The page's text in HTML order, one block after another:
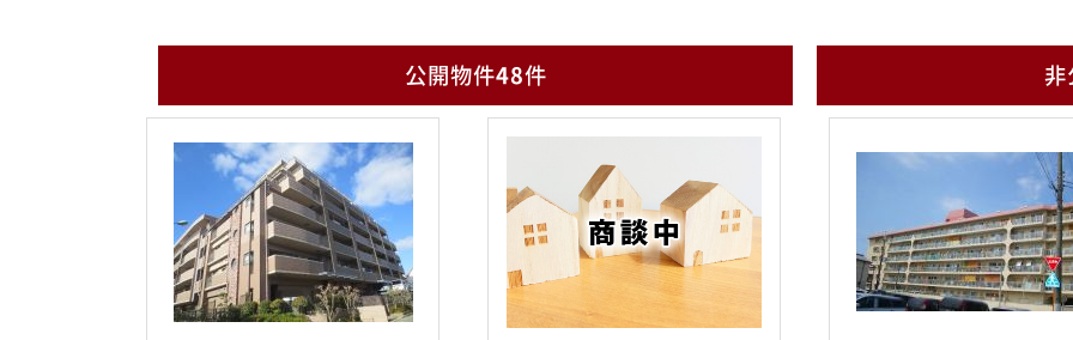
公開物件48件 非